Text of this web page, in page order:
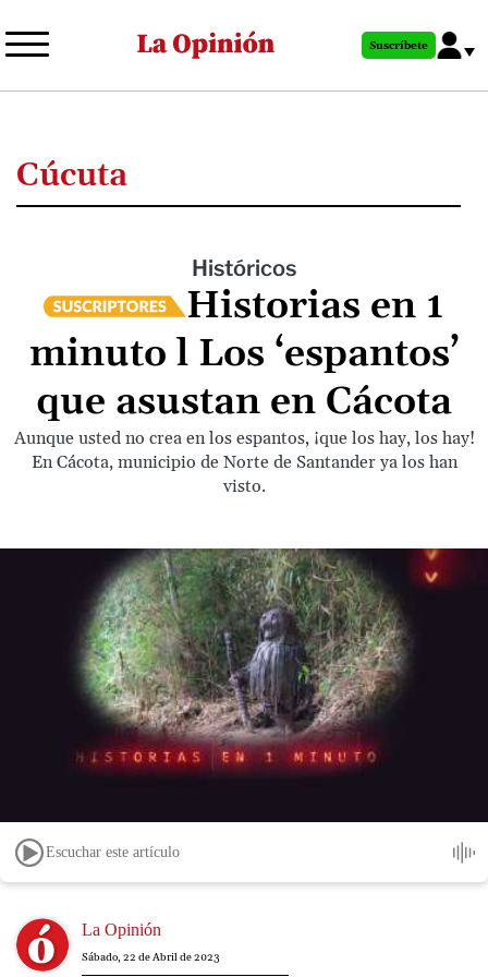
al
principal
Suscríbete
Cúcuta
Históricos
Historias en 1
minuto l Los ‘espantos’
que asustan en Cácota
Aunque usted no crea en los espantos, ¡que los hay, los hay!
En Cácota, municipio de Norte de Santander ya los han
visto.
Escuchar este artículo
Image La Opinión
Sábado, 22 de Abril de 2023